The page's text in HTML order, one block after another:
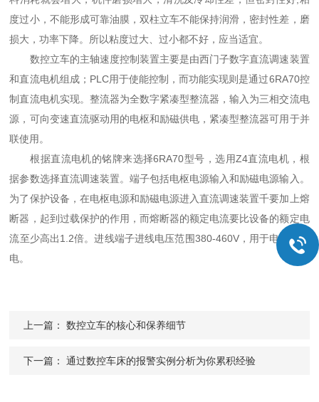
度过小，不能形成可靠油膜，双柱立车不能保持润滑，密封性差，磨
损大，功率下降。所以粘度过大、过小都不好，应当适宜。
数控立车的主轴速度控制装置主要是由西门子数字直流调速装置
和直流电机组成；PLC用于使能控制，而功能实现则是通过6RA70控
制直流电机实现。整流器为全数字紧凑型整流器，输入为三相交流电
源，可向变速直流驱动用的电枢和励磁供电，紧凑型整流器可用于并
联使用。
根据直流电机的铭牌来选择6RA70型号，选用Z4直流电机，根
据参数选择直流调速装置。端子包括电枢电源输入和励磁电源输入。
为了保护设备，在电枢电源和励磁电源进入直流调速装置千要加上熔
断器，起到过载保护的作用，而熔断器的额定电流要比设备的额定电
流至少高出1.2倍。进线端子进线电压范围380-460V，用于电子板供
电。
上一篇：数控立车的核心和保养细节
下一篇：通过数控车床的报警实例分析为你累积经验